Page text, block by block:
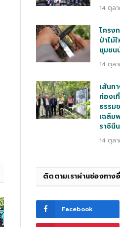
14 ตุล
โครง
ป่าไม้
ชุมชน
14 ตุล
เส้นท
ท่องเ
ธรรม
เฉลิม
ราชินี
14 ตุล
ติดตามเราผ่านช่องทาง
Facebook